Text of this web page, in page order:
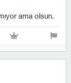
ama olsun.